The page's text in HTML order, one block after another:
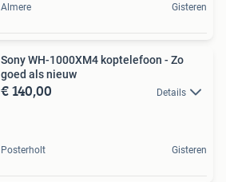
Almere Gisteren
Sony WH-1000XM4 koptelefoon - Zo
goed als nieuw
€ 140,00 Details
Posterholt Gisteren